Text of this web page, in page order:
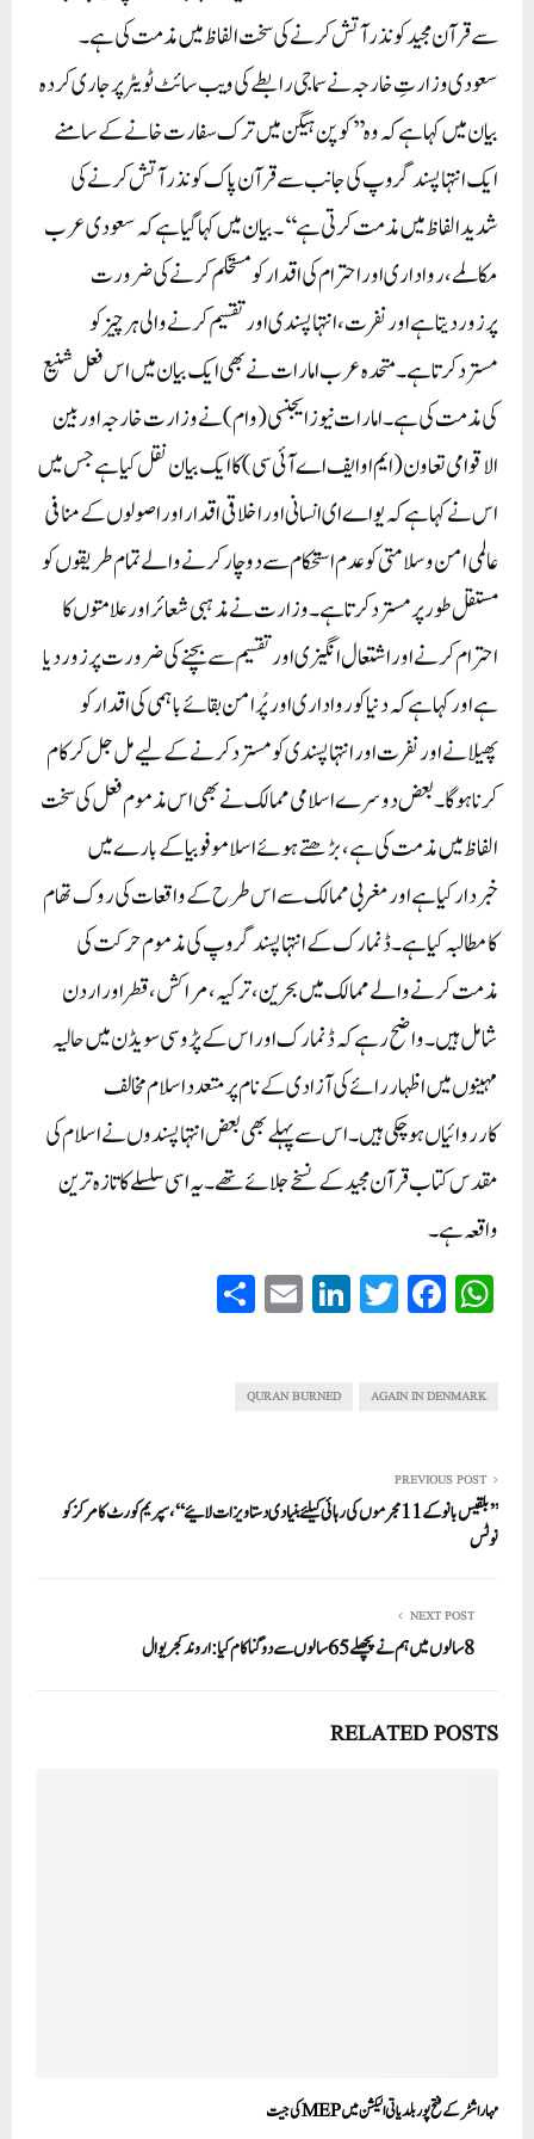
سے قرآن مجید کونذرآتش کرنے کی سخت الفاظ میں مذمت کی ہے۔
سعودی وزارتِ خارجہ نے سماجی رابطے کی ویب سائٹ ٹویٹر پرجاری کردہ
بیان میں کہا ہے کہ وہ ’’کوپن ہیگن میں ترک سفارت خانے کے سامنے
ایک انتہا پسند گروپ کی جانب سے قرآن پاک کو نذرآتش کرنے کی
شدید الفاظ میں مذمت کرتی ہے‘‘۔بیان میں کہا گیا ہے کہ سعودی عرب
مکالمے، رواداری اوراحترام کی اقدار کو مستحکم کرنے کی ضرورت
پرزوردیتا ہے اور نفرت، انتہا پسندی اور تقسیم کرنے والی ہرچیزکو
مستردکرتا ہے۔متحدہ عرب امارات نے بھی ایک بیان میں اس فعل شنیع
کی مذمت کی ہے۔امارات نیوزایجنسی (وام) نے وزارت خارجہ اور بین
الاقوامی تعاون (ایم او ایف اے آئی سی) کا ایک بیان نقل کیا ہے جس میں
اس نے کہا ہے کہ یواے ای انسانی اوراخلاقی اقدار اور اصولوں کے منافی
عالمی امن وسلامتی کو عدم استحکام سے دوچار کرنے والے تمام طریقوں کو
مستقل طور پر مسترد کرتاہے۔وزارت نے مذہبی شعائر اورعلامتوں کا
احترام کرنے اور اشتعال انگیزی اورتقسیم سے بچنے کی ضرورت پرزوردیا
ہے اور کہا ہے کہ دنیا کورواداری اورپُرامن بقائے باہمی کی اقدار کو
پھیلانے اور نفرت اور انتہا پسندی کو مسترد کرنے کے لیے مل جل کر کام
کرنا ہوگا۔بعض دوسرے اسلامی ممالک نے بھی اس مذموم فعل کی سخت
الفاظ میں مذمت کی ہے،بڑھتے ہوئے اسلاموفوبیا کے بارے میں
خبردارکیا ہے اور مغربی ممالک سے اس طرح کے واقعات کی روک تھام
کا مطالبہ کیا ہے۔ڈنمارک کے انتہاپسند گروپ کی مذموم حرکت کی
مذمت کرنے والے ممالک میں بحرین، ترکیہ، مراکش، قطر اور اردن
شامل ہیں۔واضح رہے کہ ڈنمارک اوراس کے پڑوسی سویڈن میں حالیہ
مہینوں میں اظہاررائے کی آزادی کے نام پرمتعدد اسلام مخالف
کارروائیاں ہوچکی ہیں۔اس سے پہلے بھی بعض انتہاپسندوں نے اسلام کی
مقدس کتاب قرآن مجید کے نسخے جلائے تھے۔یہ اسی سلسلے کا تازہ ترین
واقعہ ہے۔
W
ha
A
Fa
ce
ok
T
wi
Li
nk
In
E
m
AGAIN IN DENMARK
QURAN BURNED
PREVIOUS POST
’’بلقیس بانو کے 11 مجرموں کی رہائی کیلئے بنیادی دستاویزات لائیے‘‘، سپریم کورٹ کا مرکز کو
نوٹس
NEXT POST
8سالوں میں ہم نے پچھلے 65سالوں سے دوگنا کام کیا:اروند کجریوال
RELATED POSTS
مہاراشٹر کے فتح پور بلدیاتی الیکشن میں MEPکی جیت